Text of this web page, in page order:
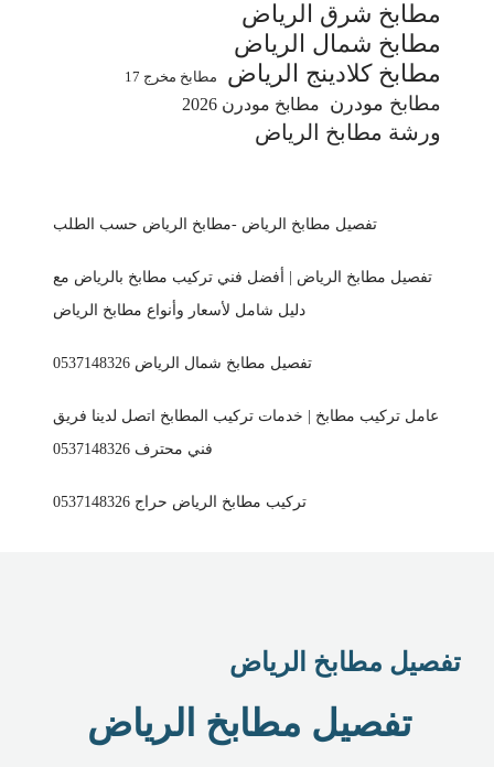
مطابخ شرق الرياض
مطابخ شمال الرياض
مطابخ كلادينج الرياض
مطابخ مخرج 17
مطابخ مودرن مطابخ مودرن 2026
ورشة مطابخ الرياض
تفصيل مطابخ الرياض -مطابخ الرياض حسب الطلب
تفصيل مطابخ الرياض | أفضل فني تركيب مطابخ بالرياض مع
دليل شامل لأسعار وأنواع مطابخ الرياض
تفصيل مطابخ شمال الرياض 0537148326
عامل تركيب مطابخ | خدمات تركيب المطابخ اتصل لدينا فريق
فني محترف 0537148326
تركيب مطابخ الرياض حراج 0537148326
تفصيل مطابخ الرياض
تفصيل مطابخ الرياض